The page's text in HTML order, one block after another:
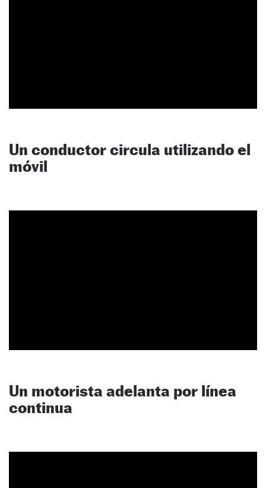
Un conductor circula utilizando el
móvil
Un motorista adelanta por línea
continua